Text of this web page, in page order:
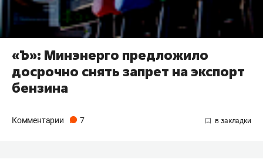
«Ъ»: Минэнерго предложило
досрочно снять запрет на экспорт
бензина
Комментарии 7